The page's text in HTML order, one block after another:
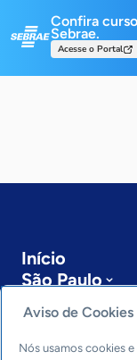
Confira
Sebrae.
Acesse o Portal
Início
São Paulo
Sobre a ASN
Últimas
Entre em
Aviso de Cookies
Nós usamos cookies